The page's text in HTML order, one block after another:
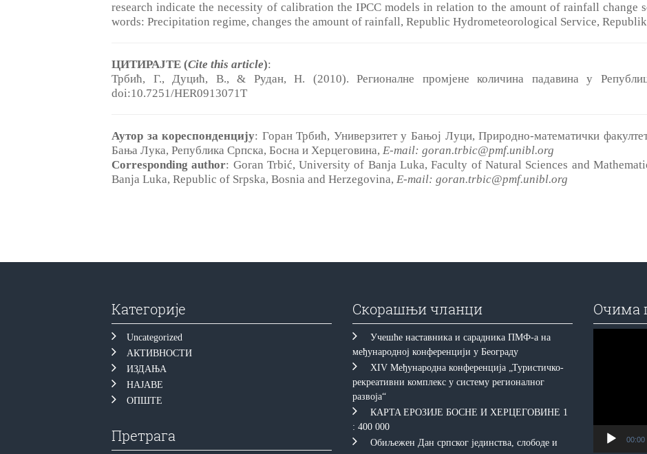
research indicate the necessity of calibration the IPCC models in relation to the amount of rainfall change
words: Precipitation regime, changes the amount of rainfall, Republic Hydrometeorological Service,
ЦИТИРАЈТЕ (Cite this article):
Трбић, Г., Дуцић, В., & Рудан, Н. (2010). Регионалне промјене количина падавина у
doi:10.7251/HER0913071T
Аутор за кореспонденцију: Горан Трбић, Универзитет у Бањој Луци, Природно-математички
Бања Лука, Република Српска, Босна и Херцеговина, E-mail: goran.trbic@pmf.unibl.org
Corresponding author: Goran Trbić, University of Banja Luka, Faculty of Natural Sciences and
Banja Luka, Republic of Srpska, Bosnia and Herzegovina, E-mail: goran.trbic@pmf.unibl.org
Категорије
Uncategorized
АКТИВНОСТИ
ИЗДАЊА
НАЈАВЕ
ОПШТЕ
Претрага
Скорашњи чланци
Учешће наставника и сарадника ПМФ-а на
међународној конференцији у Београду
XIV Међународна конференција „Туристичко-
рекреативни комплекс у систему регионалног
развоја“
КAРTA EРOЗИJE БOСНE И ХEРЦEГOВИНE 1
: 400 000
Обиљежен Дан српског јединства, слободе и
Очима
00:00